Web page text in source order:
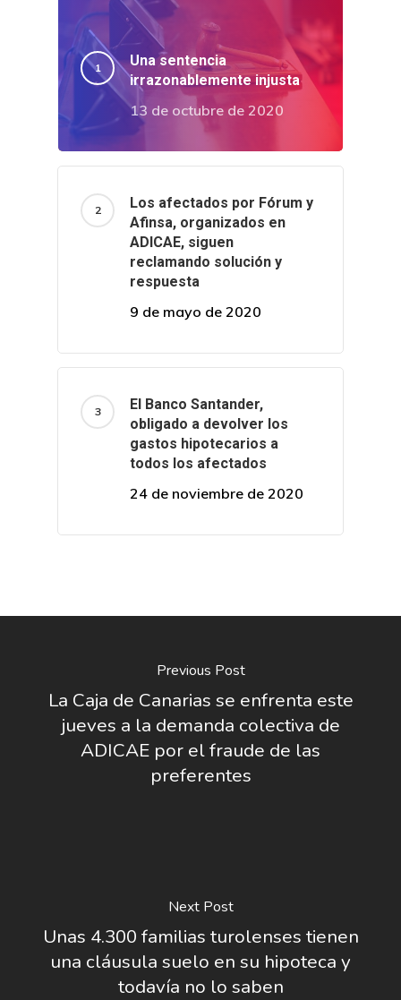
Una sentencia
irrazonablemente injusta
13 de octubre de 2020
Los afectados por Fórum y
Afinsa, organizados en
ADICAE, siguen
reclamando solución y
respuesta
9 de mayo de 2020
El Banco Santander,
obligado a devolver los
gastos hipotecarios a
todos los afectados
24 de noviembre de 2020
Previous Post
La Caja de Canarias se enfrenta este
jueves a la demanda colectiva de
ADICAE por el fraude de las
preferentes
Next Post
Unas 4.300 familias turolenses tienen
una cláusula suelo en su hipoteca y
todavía no lo saben
Café Jurídico
Colabora
¿Quiénes